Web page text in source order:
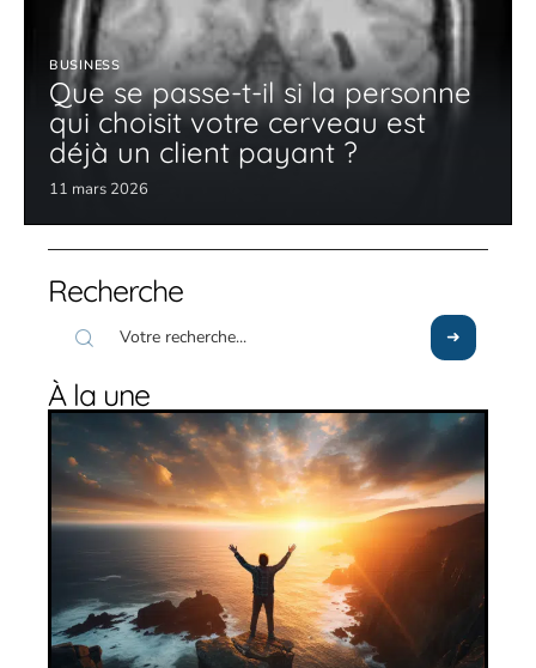
BUSINESS
Que se passe-t-il si la personne
qui choisit votre cerveau est
déjà un client payant ?
11 mars 2026
Recherche
À la une